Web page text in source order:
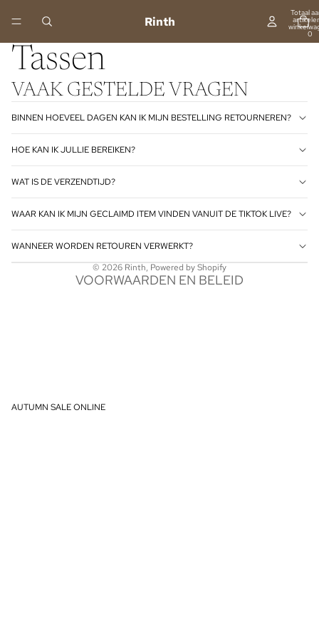
Rinth
Totaal
0
Tassen
VAAK GESTELDE VRAGEN
BINNEN HOEVEEL DAGEN KAN IK MIJN BESTELLING RETOURNEREN?
HOE KAN IK JULLIE BEREIKEN?
WAT IS DE VERZENDTIJD?
WAAR KAN IK MIJN GECLAIMD ITEM VINDEN VANUIT DE TIKTOK LIVE?
WANNEER WORDEN RETOUREN VERWERKT?
© 2026 Rinth, Powered by Shopify
VOORWAARDEN EN BELEID
Terugbetalingsbeleid
Privacybeleid
Algemene voorwaarden
AUTUMN SALE ONLINE